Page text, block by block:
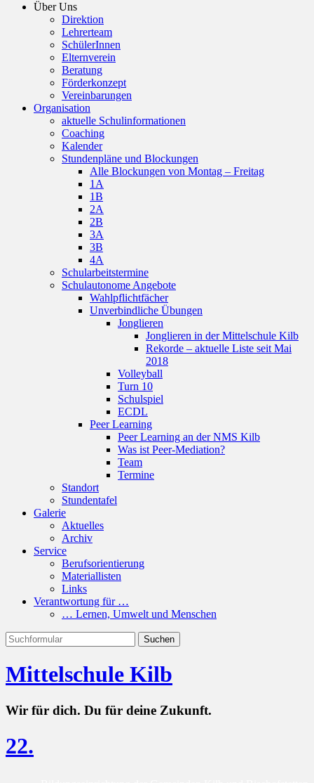
Über Uns
Direktion
Lehrerteam
SchülerInnen
Elternverein
Beratung
Förderkonzept
Vereinbarungen
Organisation
aktuelle Schulinformationen
Coaching
Kalender
Stundenpläne und Blockungen
Alle Blockungen von Montag – Freitag
1A
1B
2A
2B
3A
3B
4A
Schularbeitstermine
Schulautonome Angebote
Wahlpflichtfächer
Unverbindliche Übungen
Jonglieren
Jonglieren in der Mittelschule Kilb
Rekorde – aktuelle Liste seit Mai
2018
Volleyball
Turn 10
Schulspiel
ECDL
Peer Learning
Peer Learning an der NMS Kilb
Was ist Peer-Mediation?
Team
Termine
Standort
Stundentafel
Galerie
Aktuelles
Archiv
Service
Berufsorientierung
Materiallisten
Links
Verantwortung für …
… Lernen, Umwelt und Menschen
Mittelschule Kilb
Wir für dich. Du für deine Zukunft.
22.